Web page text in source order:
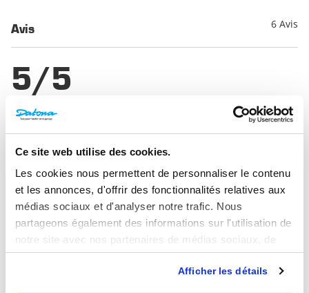
Ce site web utilise des cookies.
Les cookies nous permettent de personnaliser le contenu
et les annonces, d'offrir des fonctionnalités relatives aux
médias sociaux et d'analyser notre trafic. Nous
partageons également des informations sur l'utilisation de
notre site avec nos partenaires de médias sociaux, de
publicité et d'analyse, qui peuvent combiner celles-ci
avec d'autres informations que vous leur avez fournies ou
Afficher les détails
Avis 6 Avis
5/5
Basé sur
5
4
Rédigez un avis et tentez de gagner